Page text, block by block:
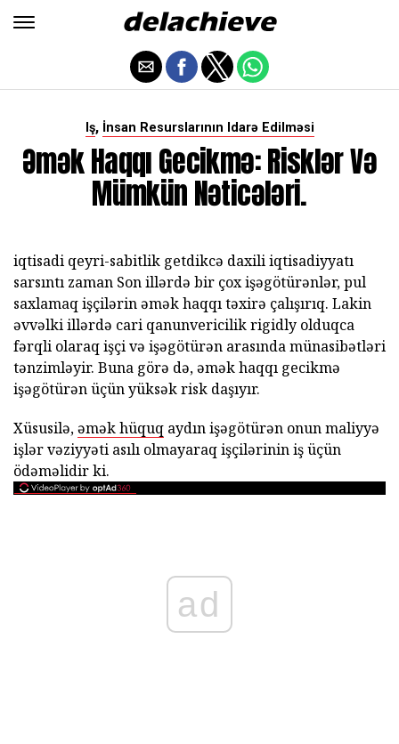
Iş, İnsan Resurslarının Idarə Edilməsi
Əmək Haqqı Gecikmə: Risklər Və
Mümkün Nəticələri.
iqtisadi qeyri-sabitlik getdikcə daxili iqtisadiyyatı
sarsıntı zaman Son illərdə bir çox işəgötürənlər, pul
saxlamaq işçilərin əmək haqqı təxirə çalışırıq. Lakin
əvvəlki illərdə cari qanunvericilik rigidly olduqca
fərqli olaraq işçi və işəgötürən arasında münasibətləri
tənzimləyir. Buna görə də, əmək haqqı gecikmə
işəgötürən üçün yüksək risk daşıyır.
Xüsusilə,əmək hüquq aydın işəgötürən onun maliyyə
işlər vəziyyəti asılı olmayaraq işçilərinin iş üçün
ödəməlidir ki.
ad